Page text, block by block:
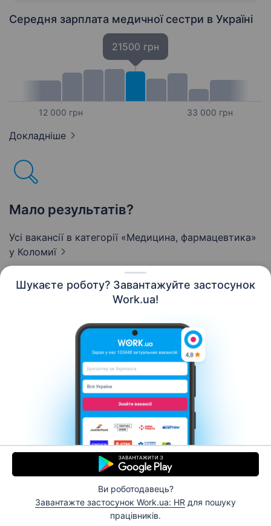
Шукаєте роботу? Завантажуйте застосунок
Work.ua!
Ви роботодавець?
Завантажте застосунок Work.ua: HR для пошуку
працівників.
Середня зарплата медичної сестри в Україні
12 000 грн
21500 грн
33 000 грн
Докладніше
Мало результатів?
Усі вакансії в категорії «Медицина, фармацевтика»
у Коломиї
Контакти Про нас
Кар’єра
Допомога Умови використання
© 2006–2026 Work.ua. Сервіс пошуку роботи №1 в